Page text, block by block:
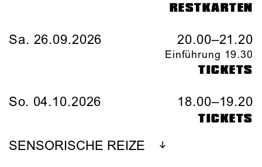
RESTKARTEN
Sa. 26.09.2026 20.00–21.20
Einführung 19.30
TICKETS
So. 04.10.2026 18.00–19.20
TICKETS
SENSORISCHE REIZE